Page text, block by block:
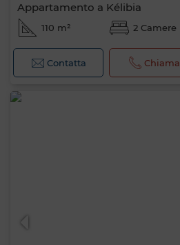
Appartamento a Kélibia
110 m² 2 Camere
Contatta Chiama